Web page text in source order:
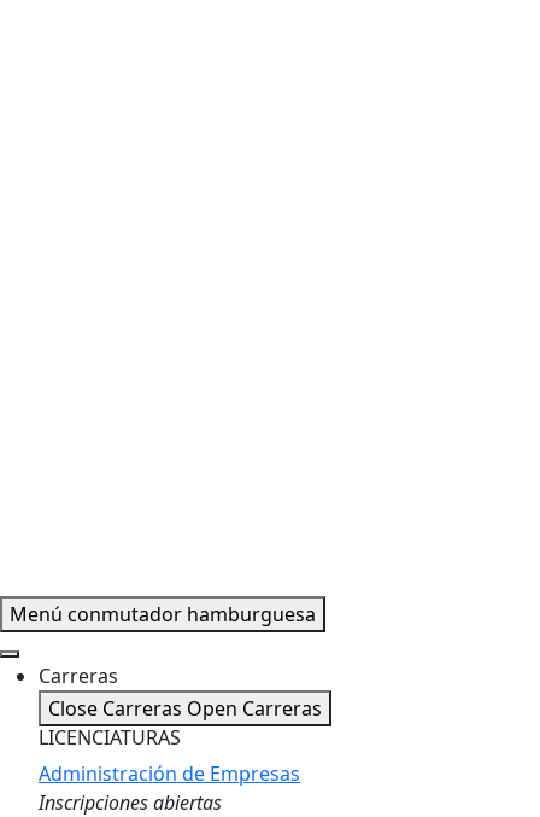
Menú conmutador hamburguesa
Carreras
Close Carreras Open Carreras
LICENCIATURAS
Administración de Empresas
Inscripciones abiertas